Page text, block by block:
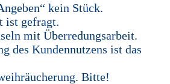
kein Stück.
ist gefragt.
mit Überredungsarbeit.
des Kundennutzens ist das
Bitte!